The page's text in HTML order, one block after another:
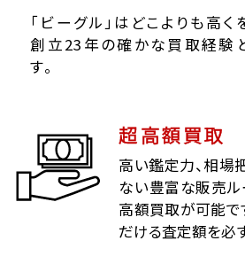
「ビーグル」はどこよりも高く
創立23年の確かな買取経験
す。
超高額買取
高い鑑定力、相場
ない豊富な販売ル
高額買取が可能で
だける査定額を必